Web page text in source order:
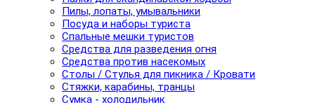
Пилы, лопаты, умывальники
Посуда и наборы туриста
Спальные мешки туристов
Средства для разведения огня
Средства против насекомых
Столы / Стулья для пикника / Кровати
Стяжки, карабины, транцы
Сумка - холодильник